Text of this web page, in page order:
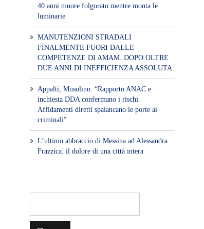
40 anni muore folgorato mentre monta le
luminarie
MANUTENZIONI STRADALI
FINALMENTE FUORI DALLE
COMPETENZE DI AMAM. DOPO OLTRE
DUE ANNI DI INEFFICIENZA ASSOLUTA.
​Appalti, Musolino: “Rapporto ANAC e
inchiesta DDA confermano i rischi.
Affidamenti diretti spalancano le porte ai
criminali”
L’ultimo abbraccio di Messina ad Alessandra
Frazzica: il dolore di una città intera